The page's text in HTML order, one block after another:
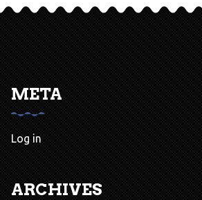
META
Log in
ARCHIVES